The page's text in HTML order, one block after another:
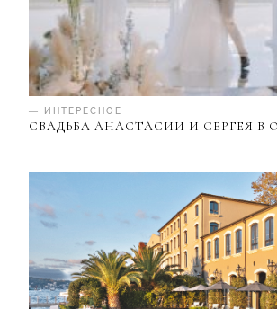
— ИНТЕРЕСНОЕ
СВАДЬБА АНАСТАСИИ И СЕРГЕЯ В